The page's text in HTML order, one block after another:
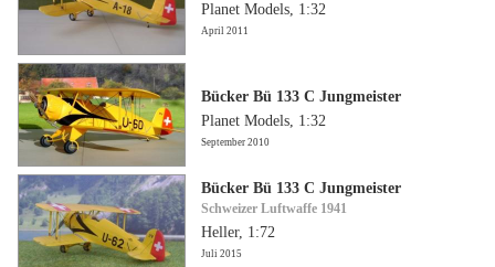
Planet Models, 1:32
April 2011
Bücker Bü 133 C Jungmeister
Planet Models, 1:32
September 2010
Bücker Bü 133 C Jungmeister
Schweizer Luftwaffe 1941
Heller, 1:72
Juli 2015